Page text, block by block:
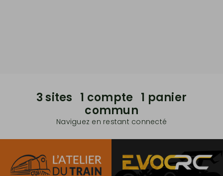
3 sites 1 compte 1 panier
commun
Naviguez en restant connecté